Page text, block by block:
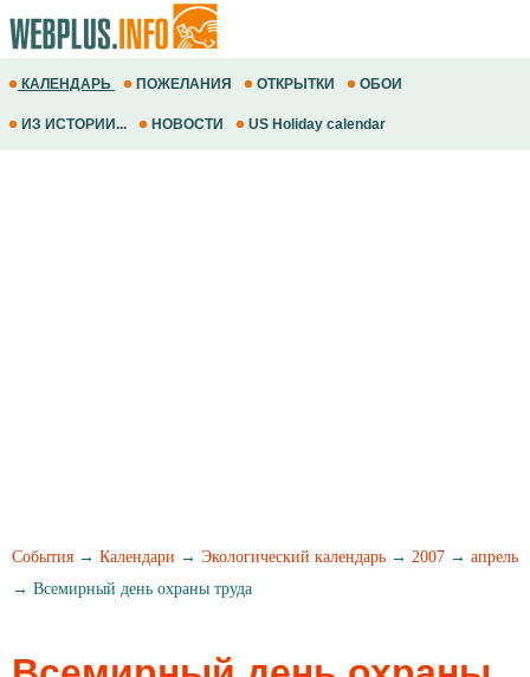
КАЛЕНДАРЬ ПОЖЕЛАНИЯ ОТКРЫТКИ ОБОИ
ИЗ ИСТОРИИ... НОВОСТИ US Holiday calendar
События → Календари → Экологический календарь → 2007 → апрель
→ Всемирный день охраны труда